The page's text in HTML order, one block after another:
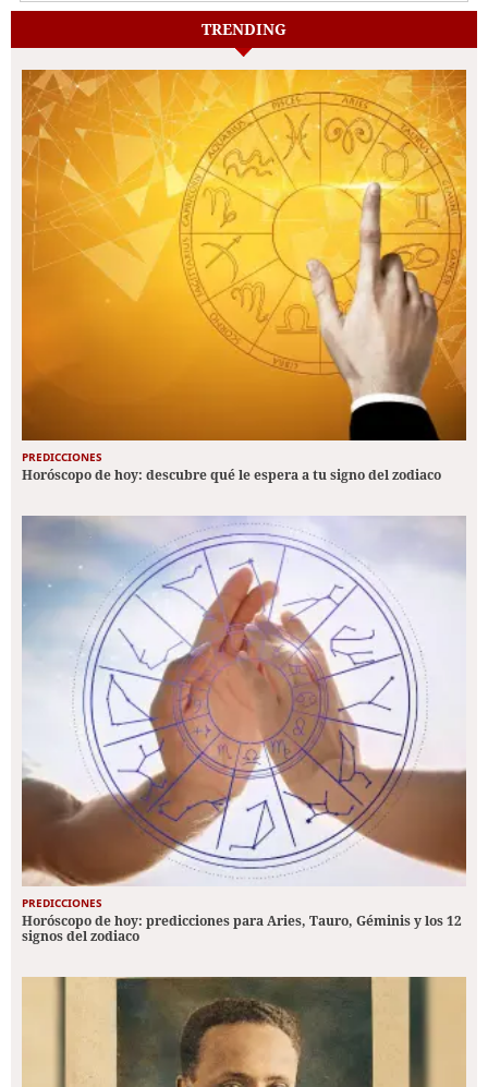
TRENDING
PREDICCIONES
Horóscopo de hoy: descubre qué le espera a tu signo del zodiaco
PREDICCIONES
Horóscopo de hoy: predicciones para Aries, Tauro, Géminis y los 12
signos del zodiaco